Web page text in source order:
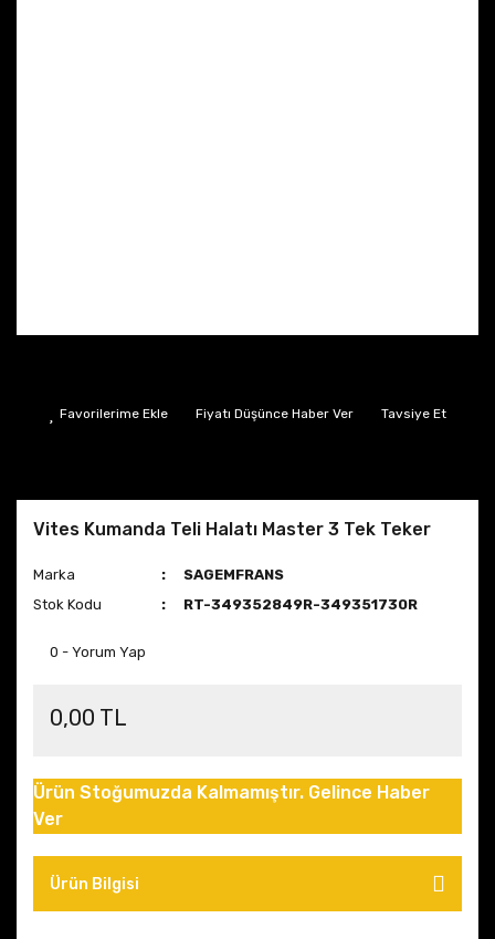
Fiyatı Düşünce Haber Ver Tavsiye Et
Vites Kumanda Teli Halatı Master 3 Tek Teker
Marka
SAGEMFRANS
Stok Kodu
RT-349352849R-349351730R
0 - Yorum Yap
0,00 TL
Ürün Stoğumuzda Kalmamıştır. Gelince Haber
Ver
Ürün Bilgisi